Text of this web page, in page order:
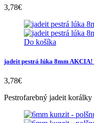
3,78€
Do košíka
jadeit pestrá lúka 8mm AKCIA!
3,78€
Pestrofarebný jadeit korálky